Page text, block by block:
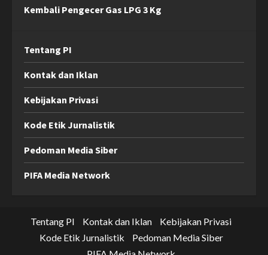
Kembali Pengecer Gas LPG 3 Kg
Tentang PI
Kontak dan Iklan
Kebijakan Privasi
Kode Etik Jurnalistik
Pedoman Media Siber
PIFA Media Network
Tentang PI Kontak dan Iklan
Kebijakan Privasi
Kode Etik Jurnalistik
Pedoman Media Siber